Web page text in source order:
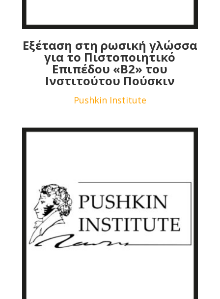
Εξέταση στη ρωσική γλώσσα
για το Πιστοποιητικό
Επιπέδου «Β2» του
Ινστιτούτου Πούσκιν
Pushkin Institute